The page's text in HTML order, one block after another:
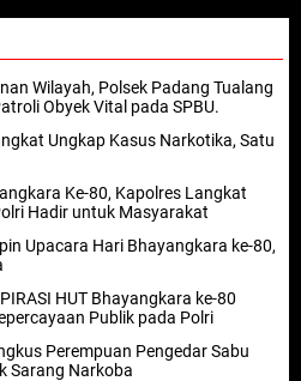
Wilayah, Polsek Padang Tualang
Obyek Vital pada SPBU.
Ungkap Kasus Narkotika, Satu
Ke-80, Kapolres Langkat
Hadir untuk Masyarakat
Upacara Hari Bhayangkara ke-80,
HUT Bhayangkara ke-80
Publik pada Polri
Perempuan Pengedar Sabu
Sarang Narkoba